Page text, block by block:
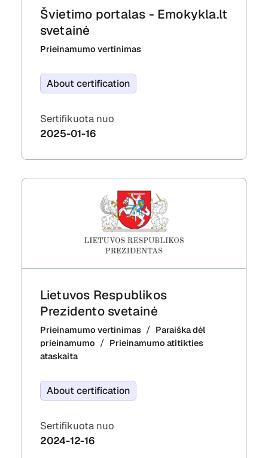
Švietimo portalas - Emokykla.lt
svetainė
Prieinamumo vertinimas
About certification
Sertifikuota nuo
2025-01-16
Lietuvos Respublikos
Prezidento svetainė
Prieinamumo vertinimas
Paraiška dėl
prieinamumo
Prieinamumo atitikties
ataskaita
About certification
Sertifikuota nuo
2024-12-16